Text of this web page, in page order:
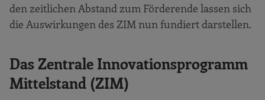
den zeitlichen Abstand zum Förderende lassen sich
die Auswirkungen des ZIM nun fundiert darstellen.
Das Zentrale Innovationsprogramm
Mittelstand (ZIM)